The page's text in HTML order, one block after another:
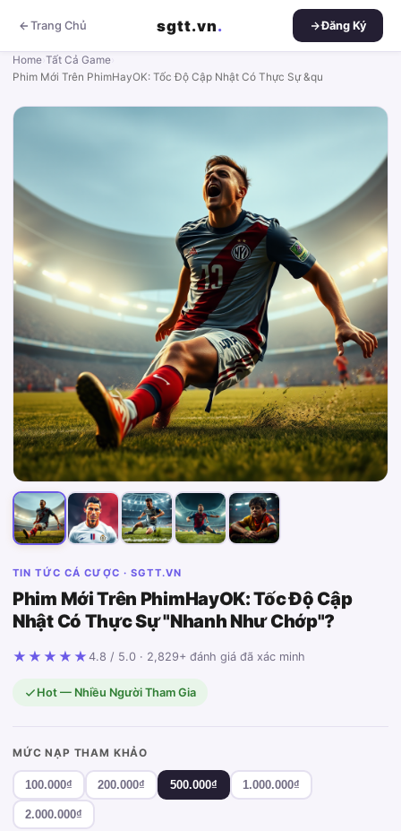
Trang Chủ sgtt.vn. Đăng Ký
Home Tất Cả Game
Phim Mới Trên PhimHayOK: Tốc Độ Cập Nhật Có Thực Sự &qu
TIN TỨC CÁ CƯỢC · SGTT.VN
Phim Mới Trên PhimHayOK: Tốc Độ Cập
Nhật Có Thực Sự "Nhanh Như Chớp"?
★★★★★ 4.8 / 5.0 · 2,829+ đánh giá đã xác minh
Hot — Nhiều Người Tham Gia
MỨC NẠP THAM KHẢO
100.000₫ 200.000₫ 500.000₫ 1.000.000₫
2.000.000₫